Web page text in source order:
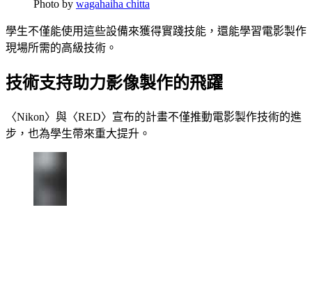
Photo by wagahaiha chitta
學生不僅能使用這些設備來獲得實踐技能，還能學習電影製作
現場所需的高級技術。
技術支持助力影像製作的飛躍
〈Nikon〉與〈RED〉宣布的計畫不僅推動電影製作技術的進
步，也為學生帶來重大提升。